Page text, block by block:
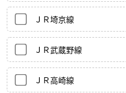
ＪＲ埼京線
ＪＲ武蔵野線
ＪＲ高崎線